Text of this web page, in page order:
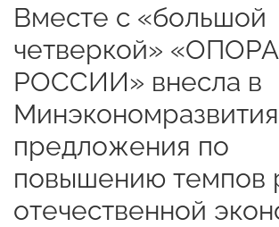
Вместе с «большой
четверкой» «ОПОРА
РОССИИ» внесла в
Минэкономразвития
предложения по
повышению темпов
отечественной